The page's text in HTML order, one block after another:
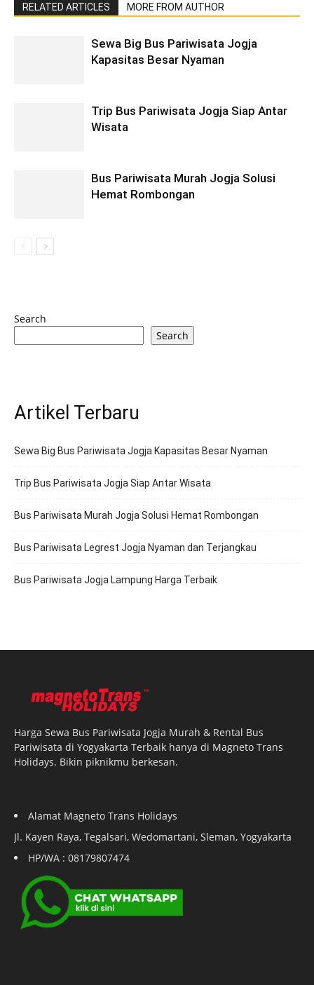
RELATED ARTICLES MORE FROM AUTHOR
Sewa Big Bus Pariwisata Jogja
Kapasitas Besar Nyaman
Trip Bus Pariwisata Jogja Siap Antar
Wisata
Bus Pariwisata Murah Jogja Solusi
Hemat Rombongan
Search
Search
Artikel Terbaru
Sewa Big Bus Pariwisata Jogja Kapasitas Besar Nyaman
Trip Bus Pariwisata Jogja Siap Antar Wisata
Bus Pariwisata Murah Jogja Solusi Hemat Rombongan
Bus Pariwisata Legrest Jogja Nyaman dan Terjangkau
Bus Pariwisata Jogja Lampung Harga Terbaik
Harga Sewa Bus Pariwisata Jogja Murah & Rental Bus
Pariwisata di Yogyakarta Terbaik hanya di Magneto Trans
Holidays. Bikin piknikmu berkesan.
Alamat Magneto Trans Holidays
Jl. Kayen Raya, Tegalsari, Wedomartani, Sleman, Yogyakarta
HP/WA : 08179807474